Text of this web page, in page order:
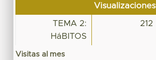
Visualizaciones
TEMA 2:
HáBITOS
212
Visitas al mes